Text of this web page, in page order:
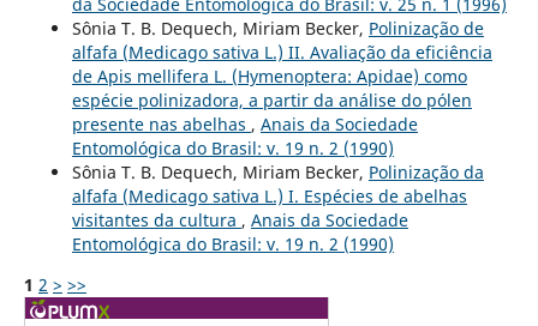
da Sociedade Entomológica do Brasil: v. 25 n. 1 (1996)
Sônia T. B. Dequech, Miriam Becker, Polinização de
alfafa (Medicago sativa L.) II. Avaliação da eficiência
de Apis mellifera L. (Hymenoptera: Apidae) como
espécie polinizadora, a partir da análise do pólen
presente nas abelhas , Anais da Sociedade
Entomológica do Brasil: v. 19 n. 2 (1990)
Sônia T. B. Dequech, Miriam Becker, Polinização da
alfafa (Medicago sativa L.) I. Espécies de abelhas
visitantes da cultura , Anais da Sociedade
Entomológica do Brasil: v. 19 n. 2 (1990)
1 2 > >>